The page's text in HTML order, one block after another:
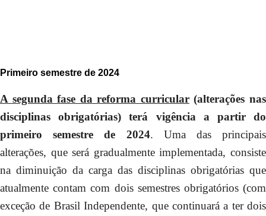
Primeiro semestre de 2024
A segunda fase da reforma curricular(alterações nas
disciplinas obrigatórias) terá vigência a partir do
primeiro semestre de 2024. Uma das principais
alterações, que será gradualmente implementada, consiste
na diminuição da carga das disciplinas obrigatórias que
atualmente contam com dois semestres obrigatórios (com
exceção de Brasil Independente, que continuará a ter dois